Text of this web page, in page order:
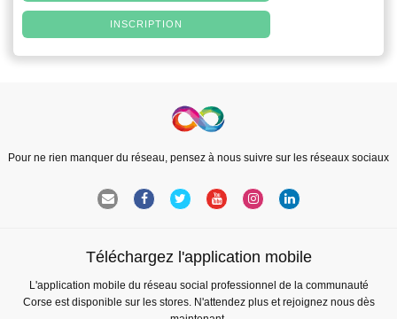
INSCRIPTION
Pour ne rien manquer du réseau, pensez à nous suivre sur les réseaux sociaux
Téléchargez l'application mobile
L'application mobile du réseau social professionnel de la communauté
Corse est disponible sur les stores. N'attendez plus et rejoignez nous dès